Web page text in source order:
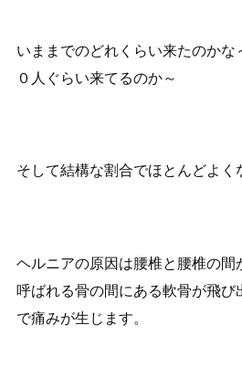
いままでのどれくらい来たのかな
０人ぐらい来てるのか～
そして結構な割合でほとんどよく
ヘルニアの原因は腰椎と腰椎の間
呼ばれる骨の間にある軟骨が飛
で痛みが生じます。